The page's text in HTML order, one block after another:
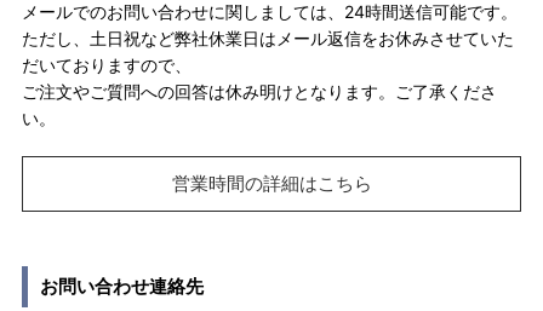
メールでのお問い合わせに関しましては、24時間送信可能です。
ただし、土日祝など弊社休業日はメール返信をお休みさせていた
だいておりますので、
ご注文やご質問への回答は休み明けとなります。ご了承くださ
い。
営業時間の詳細はこちら
お問い合わせ連絡先